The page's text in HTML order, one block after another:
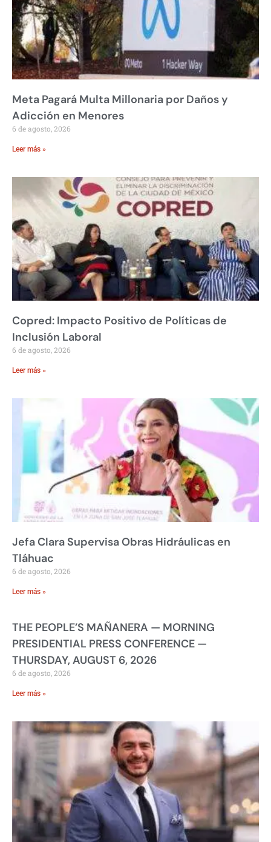
Meta Pagará Multa Millonaria por Daños y
Adicción en Menores
6 de agosto, 2026
Leer más »
Copred: Impacto Positivo de Políticas de
Inclusión Laboral
6 de agosto, 2026
Leer más »
Jefa Clara Supervisa Obras Hidráulicas en
Tláhuac
6 de agosto, 2026
Leer más »
THE PEOPLE’S MAÑANERA — MORNING
PRESIDENTIAL PRESS CONFERENCE —
THURSDAY, AUGUST 6, 2026
6 de agosto, 2026
Leer más »